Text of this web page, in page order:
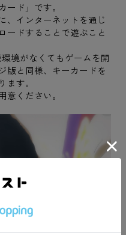
ド」です。
、インターネットを通じ
ードすることで遊ぶこと
境がなくてもゲームを開
版と同様、キーカードを
ます。
ください。